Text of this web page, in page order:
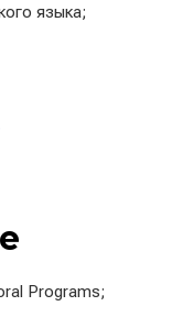
языка;
Programs;